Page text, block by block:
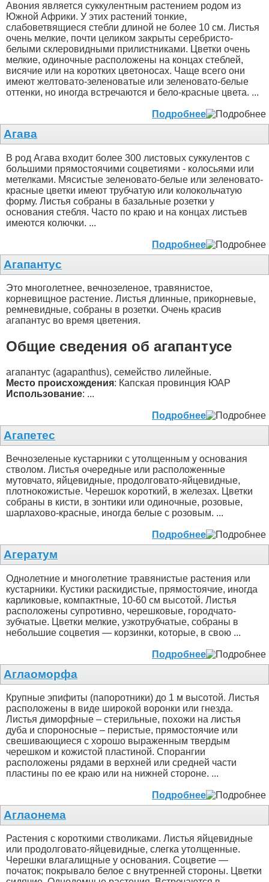
Авония является суккулентным растением родом из
Южной Африки. У этих растений тонкие,
слабоветвящиеся стебли длиной не более 10 см. Листья
очень мелкие, почти целиком закрыты серебристо-
белыми склеровидными прилистниками. Цветки очень
мелкие, одиночные расположены на концах стеблей,
висячие или на коротких цветоносах. Чаще всего они
имеют желтовато-зеленоватые или зеленовато-белые
оттенки, но иногда встречаются и бело-красные цвета. ...
Подробнее
Агава
В род Агава входит более 300 листовых суккулентов с
большими прямостоячими соцветиями - колосьями или
метелками. Мясистые зеленовато-белые или зеленовато-
красные цветки имеют трубчатую или колокольчатую
форму. Листья собраны в базальные розетки у
основания стебля. Часто по краю и на концах листьев
имеются колючки. ...
Подробнее
Агапантус
Это многолетнее, вечнозеленое, травянистое,
корневищное растение. Листья длинные, прикорневые,
ремневидные, собраны в розетки. Очень красив
агапантус во время цветения.
Общие сведения об агапантусе
агапантус (agapanthus), семейство лилейные.
Место происхождения: Капская провинция ЮАР
Использование: ...
Подробнее
Агапетес
Вечнозеленые кустарники с утолщенным у основания
стволом. Листья очередные или расположенные
мутовчато, яйцевидные, продолговато-яйцевидные,
плотнокожистые. Черешок короткий, в железах. Цветки
собраны в кисти, в зонтики или одиночные, розовые,
шарлахово-красные, иногда белые с розовым. ...
Подробнее
Агератум
Однолетние и многолетние травянистые растения или
кустарники. Кустики раскидистые, прямостоячие, иногда
карликовые, компактные, 10-60 см высотой. Листья
расположены супротивно, черешковые, городчато-
зубчатые. Цветки мелкие, узкотрубчатые, собраны в
небольшие соцветия — корзинки, которые, в свою ...
Подробнее
Аглаоморфа
Крупные эпифиты (папоротники) до 1 м высотой. Листья
расположены в виде широкой воронки или гнезда.
Листья диморфные – стерильные, похожи на листья
дуба и спороносные – перистые, прямостоячие или
свешивающиеся с хорошо выраженным твердым
черешком и кожистой пластиной. Спорангии
расположены рядами в верхней или средней части
пластины по ее краю или на нижней стороне. ...
Подробнее
Аглаонема
Растения с короткими стволиками. Листья яйцевидные
или продолговато-яйцевидные, слегка утолщенные.
Черешки влагалищные у основания. Соцветие —
початок; покрывало белое с внутренней стороны. Цветки